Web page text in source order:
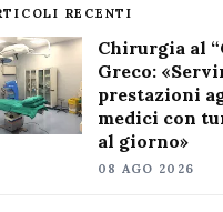
RECENTI
Chirurgia al
Greco:
prestazioni
medici con
al giorno»
08 AGO 2026